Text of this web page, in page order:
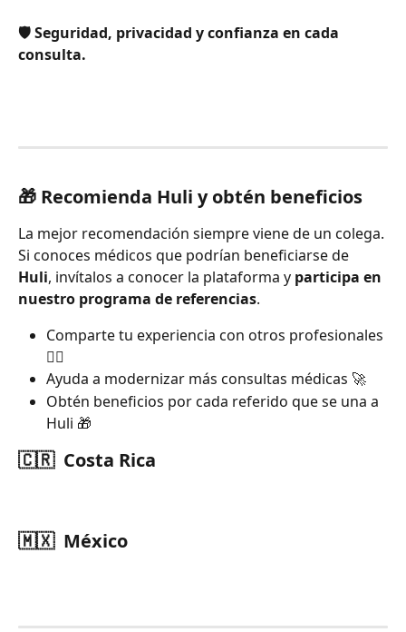
🛡️ Seguridad, privacidad y confianza en cada
consulta.
🎁 Recomienda Huli y obtén beneficios
La mejor recomendación siempre viene de un colega.
Si conoces médicos que podrían beneficiarse de
Huli, invítalos a conocer la plataforma y participa en
nuestro programa de referencias.
Comparte tu experiencia con otros profesionales
👨‍⚕️
Ayuda a modernizar más consultas médicas 🚀
Obtén beneficios por cada referido que se una a
Huli 🎁
🇨🇷  Costa Rica
🇲🇽  México